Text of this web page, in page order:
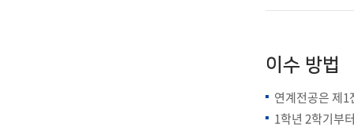
이수 방법
연계전공은 제
1학년 2학기부